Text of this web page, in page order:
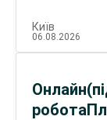
Очікуємо
комунікабельності. Оплата
Київ
06.08.2026